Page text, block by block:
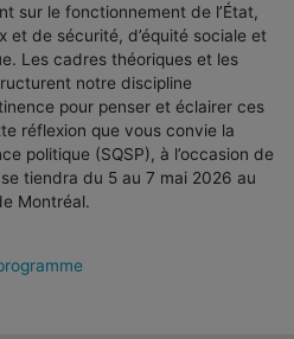
sur le fonctionnement de l’État,
et de sécurité, d’équité sociale et
Les cadres théoriques et les
notre discipline
pour penser et éclairer ces
réflexion que vous convie la
politique (SQSP), à l’occasion de
tiendra du 5 au 7 mai 2026 au
Montréal.